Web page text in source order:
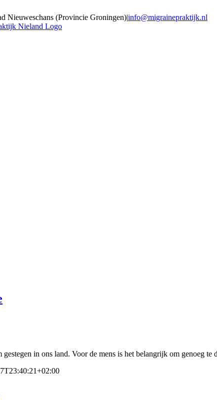
Nieuweschans (Provincie Groningen)|info@migrainepraktijk.nl
gestegen in ons land. Voor de mens is het belangrijk om genoeg